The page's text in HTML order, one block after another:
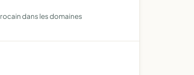
dans les domaines